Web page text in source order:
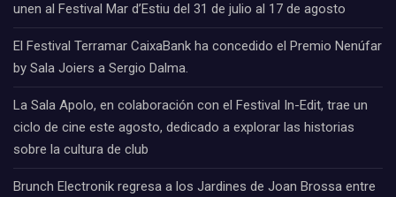
unen al Festival Mar d’Estiu del 31 de julio al 17 de agosto
El Festival Terramar CaixaBank ha concedido el Premio Nenúfar
by Sala Joiers a Sergio Dalma.
La Sala Apolo, en colaboración con el Festival In-Edit, trae un
ciclo de cine este agosto, dedicado a explorar las historias
sobre la cultura de club
Brunch Electronik regresa a los Jardines de Joan Brossa entre